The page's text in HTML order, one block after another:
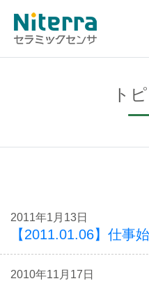
ト
2011年1月13日
【2011.01.06】仕事
2010年11月17日